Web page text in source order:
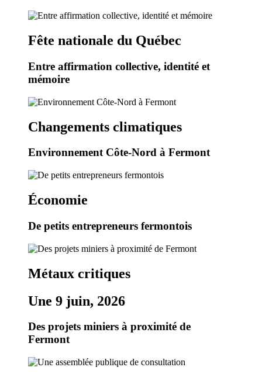
Fête nationale du Québec
Entre affirmation collective, identité et
mémoire
Changements climatiques
Environnement Côte-Nord à Fermont
Économie
De petits entrepreneurs fermontois
Métaux critiques
Une 9 juin, 2026
Des projets miniers à proximité de
Fermont